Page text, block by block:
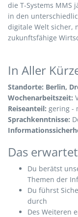
die T-Systems MMS
in den
digitale Welt sicher,
zukunftsfähige
In Aller
Standorte: Berlin,
Wochenarbeitszeit:
Reiseanteil: gering -
Sprachkenntnisse:
Das
Du berätst
Themen der
Du führst
durch
Des Weiteren